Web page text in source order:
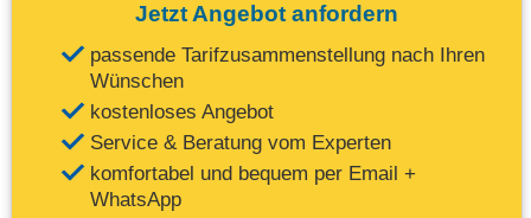
Jetzt Angebot anfordern
passende Tarifzusammenstellung nach Ihren
Wünschen
kostenloses Angebot
Service & Beratung vom Experten
komfortabel und bequem per Email +
WhatsApp